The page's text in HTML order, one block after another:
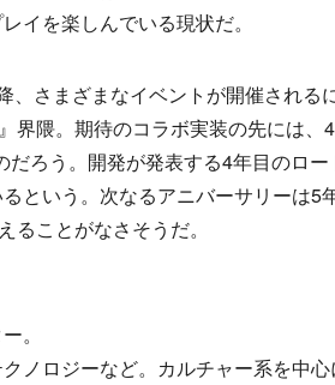
イを楽しんでいる現状だ。
さまざまなイベントが開催される
界隈。期待のコラボ実装の先には、
ろう。開発が発表する4年目のロー
という。次なるアニバーサリーは5
ることがなさそうだ。
。
ノロジーなど。カルチャー系を中